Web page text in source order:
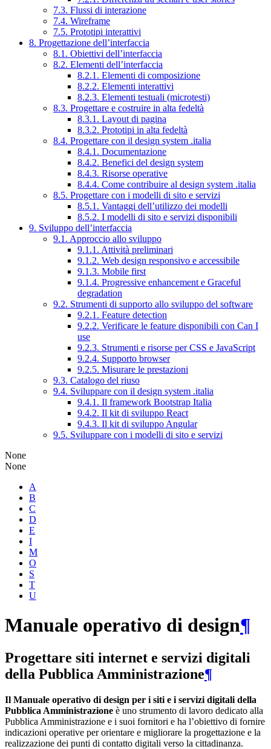
7.3. Flussi di interazione
7.4. Wireframe
7.5. Prototipi interattivi
8. Progettazione dell’interfaccia
8.1. Obiettivi dell’interfaccia
8.2. Elementi dell’interfaccia
8.2.1. Elementi di composizione
8.2.2. Elementi interattivi
8.2.3. Elementi testuali (microtesti)
8.3. Progettare e costruire in alta fedeltà
8.3.1. Layout di pagina
8.3.2. Prototipi in alta fedeltà
8.4. Progettare con il design system .italia
8.4.1. Documentazione
8.4.2. Benefici del design system
8.4.3. Risorse operative
8.4.4. Come contribuire al design system .italia
8.5. Progettare con i modelli di sito e servizi
8.5.1. Vantaggi dell’utilizzo dei modelli
8.5.2. I modelli di sito e servizi disponibili
9. Sviluppo dell’interfaccia
9.1. Approccio allo sviluppo
9.1.1. Attività preliminari
9.1.2. Web design responsivo e accessibile
9.1.3. Mobile first
9.1.4. Progressive enhancement e Graceful
degradation
9.2. Strumenti di supporto allo sviluppo del software
9.2.1. Feature detection
9.2.2. Verificare le feature disponibili con Can I
use
9.2.3. Strumenti e risorse per CSS e JavaScript
9.2.4. Supporto browser
9.2.5. Misurare le prestazioni
9.3. Catalogo del riuso
9.4. Sviluppare con il design system .italia
9.4.1. Il framework Bootstrap Italia
9.4.2. Il kit di sviluppo React
9.4.3. Il kit di sviluppo Angular
9.5. Sviluppare con i modelli di sito e servizi
None
None
A
B
C
D
E
I
M
O
S
T
U
Manuale operativo di design¶
Progettare siti internet e servizi digitali
della Pubblica Amministrazione¶
Il Manuale operativo di design per i siti e i servizi digitali della
Pubblica Amministrazione è uno strumento di lavoro dedicato alla
Pubblica Amministrazione e i suoi fornitori e ha l’obiettivo di fornire
indicazioni operative per orientare e migliorare la progettazione e la
realizzazione dei punti di contatto digitali verso la cittadinanza.